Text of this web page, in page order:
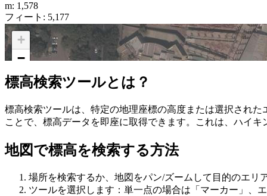
m: 1,578
フィート : 5,177
+
−
標高検索ツールとは？
標高検索ツールは、特定の地理座標の高度または選択され
ことで、標高データを即座に取得できます。これは、ハイ
地図で標高を検索する方法
場所を検索するか、地図をパン/ズームして目的のエリ
ツールを選択します：単一点の場合は「マーカー」、